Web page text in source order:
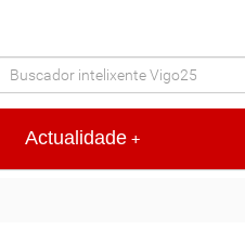
+
Actualidade